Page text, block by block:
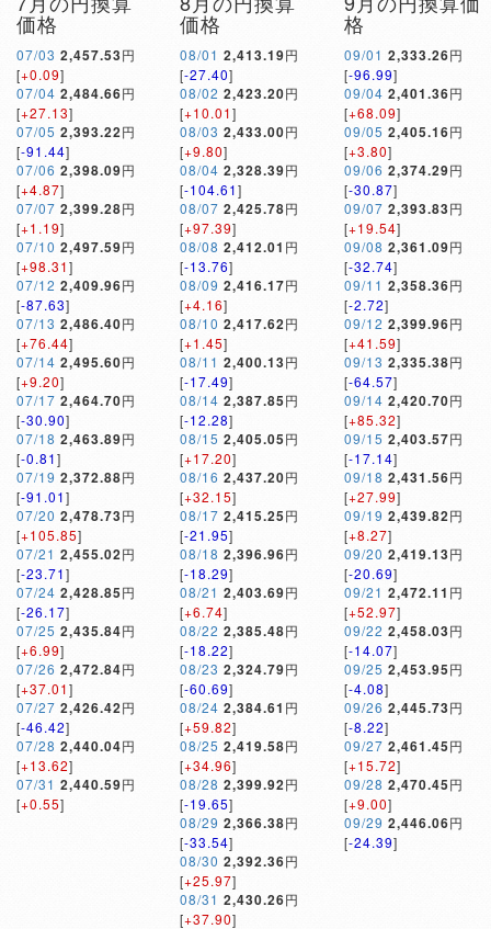
価格
07/03 2,457.53円
[+0.09]
07/04 2,484.66円
[+27.13]
07/05 2,393.22円
[-91.44]
07/06 2,398.09円
[+4.87]
07/07 2,399.28円
[+1.19]
07/10 2,497.59円
[+98.31]
07/12 2,409.96円
[-87.63]
07/13 2,486.40円
[+76.44]
07/14 2,495.60円
[+9.20]
07/17 2,464.70円
[-30.90]
07/18 2,463.89円
[-0.81]
07/19 2,372.88円
[-91.01]
07/20 2,478.73円
[+105.85]
07/21 2,455.02円
[-23.71]
07/24 2,428.85円
[-26.17]
07/25 2,435.84円
[+6.99]
07/26 2,472.84円
[+37.01]
07/27 2,426.42円
[-46.42]
07/28 2,440.04円
[+13.62]
07/31 2,440.59円
[+0.55]
価格
08/01 2,413.19円
[-27.40]
08/02 2,423.20円
[+10.01]
08/03 2,433.00円
[+9.80]
08/04 2,328.39円
[-104.61]
08/07 2,425.78円
[+97.39]
08/08 2,412.01 円
[-13.76]
08/09 2,416.17円
[+4.16]
08/10 2,417.62円
[+1.45]
08/11 2,400.13円
[-17.49]
08/14 2,387.85円
[-12.28]
08/15 2,405.05円
[+17.20]
08/16 2,437.20円
[+32.15]
08/17 2,415.25円
[-21.95]
08/18 2,396.96円
[-18.29]
08/21 2,403.69円
[+6.74]
08/22 2,385.48円
[-18.22]
08/23 2,324.79円
[-60.69]
08/24 2,384.61 円
[+59.82]
08/25 2,419.58円
[+34.96]
08/28 2,399.92円
[-19.65]
08/29 2,366.38円
[-33.54]
08/30 2,392.36円
[+25.97]
08/31 2,430.26円
[+37.90]
格
09/01 2,333.26円
[-96.99]
09/04 2,401.36円
[+68.09]
09/05 2,405.16円
[+3.80]
09/06 2,374.29円
[-30.87]
09/07 2,393.83円
[+19.54]
09/08 2,361.09円
[-32.74]
09/11 2,358.36円
[-2.72]
09/12 2,399.96円
[+41.59]
09/13 2,335.38円
[-64.57]
09/14 2,420.70円
[+85.32]
09/15 2,403.57円
[-17.14]
09/18 2,431.56円
[+27.99]
09/19 2,439.82円
[+8.27]
09/20 2,419.13円
[-20.69]
09/21 2,472.11 円
[+52.97]
09/22 2,458.03円
[-14.07]
09/25 2,453.95円
[-4.08]
09/26 2,445.73円
[-8.22]
09/27 2,461.45円
[+15.72]
09/28 2,470.45円
[+9.00]
09/29 2,446.06円
[-24.39]